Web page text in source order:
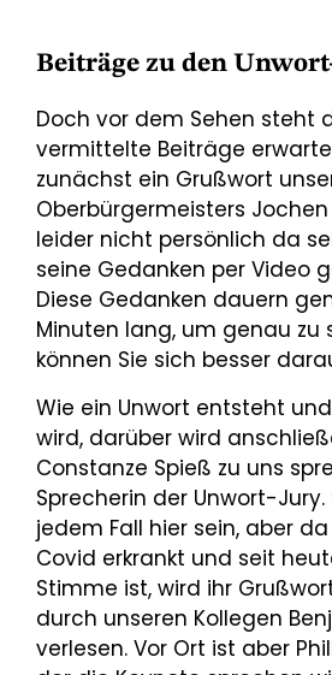
Beiträge zu den
Doch vor dem Sehen steht
vermittelte Beiträge
zunächst ein Grußwort
Oberbürgermeisters
leider nicht persönlich da
seine Gedanken per Video
Diese Gedanken dauern
Minuten lang, um genau zu
können Sie sich besser
Wie ein Unwort entsteht
wird, darüber wird
Constanze Spieß zu uns
Sprecherin der Unwort-Jury.
jedem Fall hier sein, aber
Covid erkrankt und seit
Stimme ist, wird ihr
durch unseren Kollegen
verlesen. Vor Ort ist aber